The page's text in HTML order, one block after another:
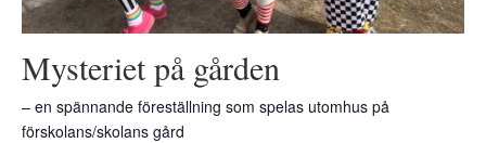
Mysteriet på gården
– en spännande föreställning som spelas utomhus på
förskolans/skolans gård